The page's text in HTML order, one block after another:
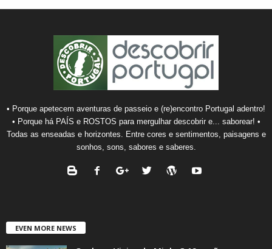
• Porque apetecem aventuras de passeio e (re)encontro Portugal adentro!
• Porque há PAÍS e ROSTOS para mergulhar descobrir e... saborear! •
Todas as enseadas e horizontes. Entre cores e sentimentos, paisagens e
sonhos, sons, sabores e saberes.
EVEN MORE NEWS